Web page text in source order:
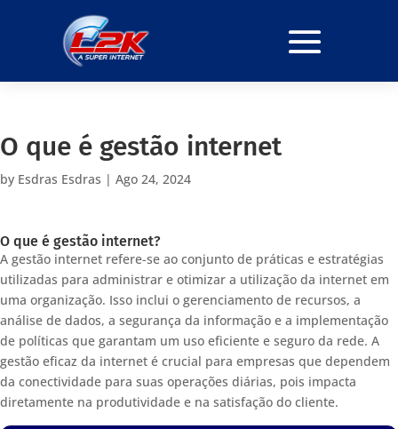
O que é gestão internet
by Esdras Esdras | Ago 24, 2024
O que é gestão internet?
A gestão internet refere-se ao conjunto de práticas e estratégias
utilizadas para administrar e otimizar a utilização da internet em
uma organização. Isso inclui o gerenciamento de recursos, a
análise de dados, a segurança da informação e a implementação
de políticas que garantam um uso eficiente e seguro da rede. A
gestão eficaz da internet é crucial para empresas que dependem
da conectividade para suas operações diárias, pois impacta
diretamente na produtividade e na satisfação do cliente.